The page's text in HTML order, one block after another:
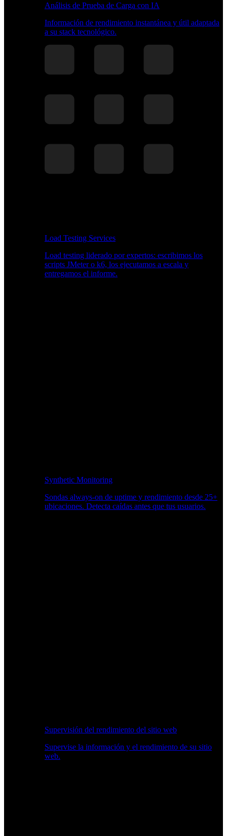
Análisis de Prueba de Carga con IA
Información de rendimiento instantánea y útil adaptada
a su stack tecnológico.
Load Testing Services
Load testing liderado por expertos: escribimos los
scripts JMeter o k6, los ejecutamos a escala y
entregamos el informe.
Synthetic Monitoring
Sondas always-on de uptime y rendimiento desde 25+
ubicaciones. Detecta caídas antes que tus usuarios.
Supervisión del rendimiento del sitio web
Supervise la información y el rendimiento de su sitio
web.